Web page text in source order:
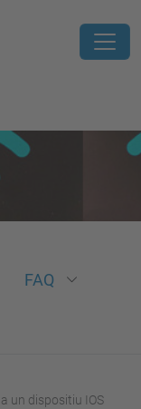
FAQ
un dispositiu IOS